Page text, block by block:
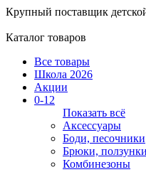
Крупный поставщик
Каталог товаров
Все товары
Школа 2026
Акции
0-12
Показать всё
Аксессуары
Боди, песочники
Брюки,
Комбинезоны